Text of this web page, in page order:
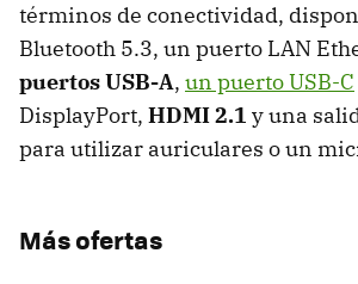
términos de conectividad,
Bluetooth 5.3, un puerto LAN
puertos USB-A, un puerto USB-C
DisplayPort, HDMI 2.1 y una
para utilizar auriculares o un
Más ofertas